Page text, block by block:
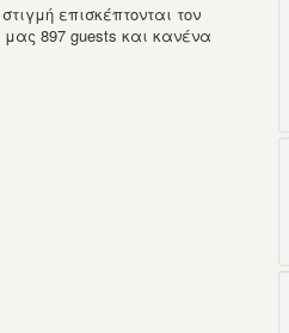
επισκέπτονται τον
μας 897 guests και κανένα